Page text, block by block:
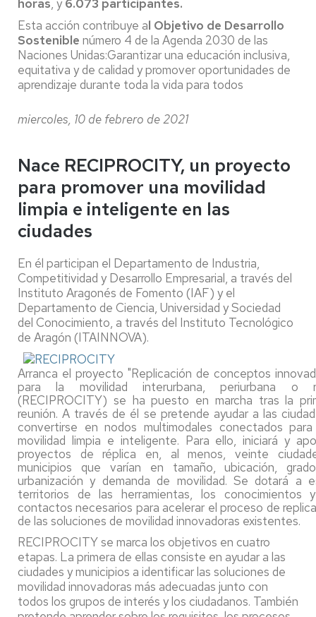
horas, y 6.073 participantes.
Esta acción contribuye al Objetivo de Desarrollo
Sostenible número 4 de la Agenda 2030 de las
Naciones Unidas:Garantizar una educación inclusiva,
equitativa y de calidad y promover oportunidades de
aprendizaje durante toda la vida para todos
miercoles, 10 de febrero de 2021
Nace RECIPROCITY, un proyecto
para promover una movilidad
limpia e inteligente en las
ciudades
En él participan el Departamento de Industria,
Competitividad y Desarrollo Empresarial, a través del
Instituto Aragonés de Fomento (IAF) y el
Departamento de Ciencia, Universidad y Sociedad
del Conocimiento, a través del Instituto Tecnológico
de Aragón (ITAINNOVA).
Arranca el proyecto "Replicación de conceptos
para la movilidad interurbana, periurbana o
(RECIPROCITY) se ha puesto en marcha tras la
reunión. A través de él se pretende ayudar a las
convertirse en nodos multimodales conectados
movilidad limpia e inteligente. Para ello, iniciará y
proyectos de réplica en, al menos, veinte
municipios que varían en tamaño, ubicación,
urbanización y demanda de movilidad. Se dotará a
territorios de las herramientas, los conocimientos
contactos necesarios para acelerar el proceso de
de las soluciones de movilidad innovadoras existentes.
RECIPROCITY se marca los objetivos en cuatro
etapas. La primera de ellas consiste en ayudar a las
ciudades y municipios a identificar las soluciones de
movilidad innovadoras más adecuadas junto con
todos los grupos de interés y los ciudadanos. También